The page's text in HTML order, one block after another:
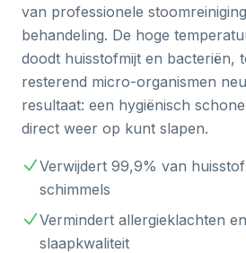
van professionele
behandeling. De hoge
doodt huisstofmijt en bacteriën,
resterend micro-organismen
resultaat: een hygiënisch
direct weer op kunt slapen.
Verwijdert 99,9% van
schimmels
Vermindert allergieklachten
slaapkwaliteit